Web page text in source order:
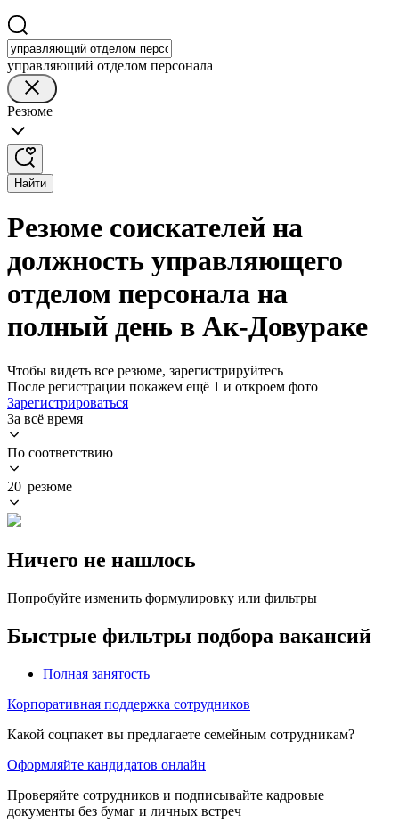
управляющий отделом персонала
Резюме
Найти
Резюме соискателей на
должность управляющего
отделом персонала на
полный день в Ак-Довураке
Чтобы видеть все резюме, зарегистрируйтесь
После регистрации покажем ещё 1 и откроем фото
Зарегистрироваться
За всё время
По соответствию
20 резюме
Ничего не нашлось
Попробуйте изменить формулировку или фильтры
Быстрые фильтры подбора вакансий
Полная занятость
Корпоративная поддержка сотрудников
Какой соцпакет вы предлагаете семейным сотрудникам?
Оформляйте кандидатов онлайн
Проверяйте сотрудников и подписывайте кадровые
документы без бумаг и личных встреч